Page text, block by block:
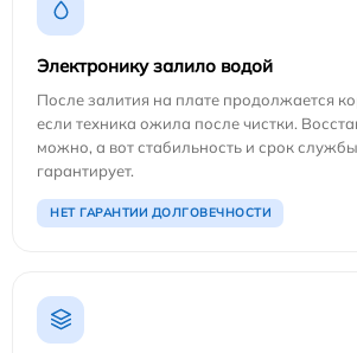
Электронику залило водой
После залития на плате продолжается
если техника ожила после чистки.
можно, а вот стабильность и срок
гарантирует.
НЕТ ГАРАНТИИ ДОЛГОВЕЧНОСТИ